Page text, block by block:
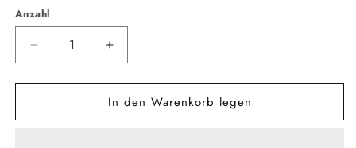
Anzahl
Anzahl
Verringere
die
Menge
Halbleinen
Erhöhe
die
Menge
für
Halbleinen
In den Warenkorb legen